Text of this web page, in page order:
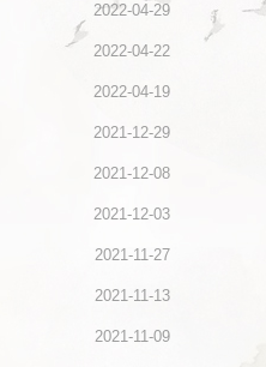
2022-04-29
2022-04-22
2022-04-19
2021-12-29
2021-12-08
2021-12-03
2021-11-27
2021-11-13
2021-11-09